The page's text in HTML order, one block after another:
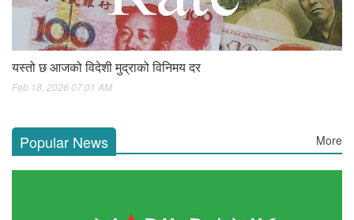
यस्तो छ आजको विदेशी मुद्राको विनिमय दर
Feb 18, 2026 07:01 AM
Popular News More